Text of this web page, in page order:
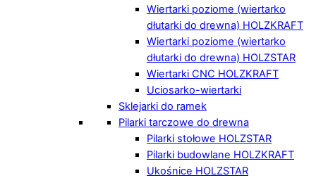
Wiertarki poziome (wiertarko
dłutarki do drewna) HOLZKRAFT
Wiertarki poziome (wiertarko
dłutarki do drewna) HOLZSTAR
Wiertarki CNC HOLZKRAFT
Uciosarko-wiertarki
Sklejarki do ramek
Pilarki tarczowe do drewna
Pilarki stołowe HOLZSTAR
Pilarki budowlane HOLZKRAFT
Ukośnice HOLZSTAR